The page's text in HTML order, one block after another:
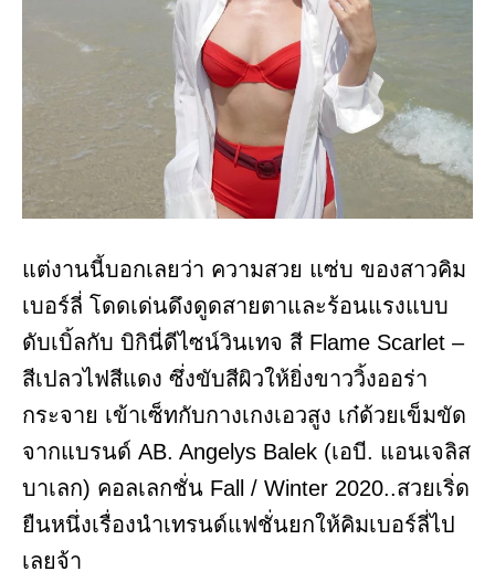
แต่งานนี้บอกเลยว่า ความสวย แซ่บ ของสาวคิม
เบอร์ลี่ โดดเด่นดึงดูดสายตาและร้อนแรงแบบ
ดับเบิ้ลกับ บิกินี่ดีไซน์วินเทจ สี Flame Scarlet –
สีเปลวไฟสีแดง ซึ่งขับสีผิวให้ยิ่งขาววิ้งออร่า
กระจาย เข้าเซ็ทกับกางเกงเอวสูง เก๋ด้วยเข็มขัด
จากแบรนด์ AB. Angelys Balek (เอบี. แอนเจลิส
บาเลก) คอลเลกชั่น Fall / Winter 2020..สวยเริ่ด
ยืนหนึ่งเรื่องนำเทรนด์แฟชั่นยกให้คิมเบอร์ลี่ไป
เลยจ้า